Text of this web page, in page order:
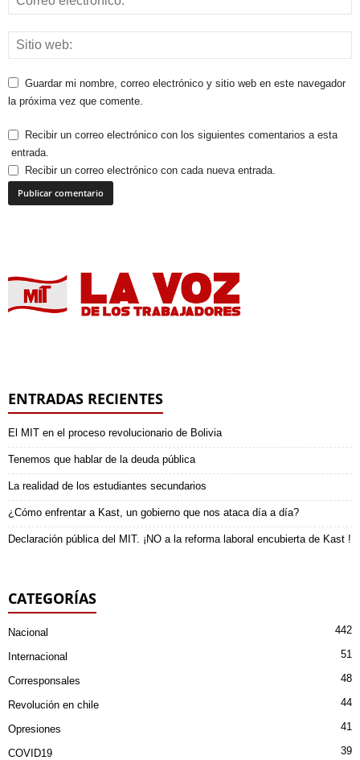
Guardar mi nombre, correo electrónico y sitio web en este navegador
la próxima vez que comente.
Recibir un correo electrónico con los siguientes comentarios a esta
entrada.
Recibir un correo electrónico con cada nueva entrada.
ENTRADAS RECIENTES
El MIT en el proceso revolucionario de Bolivia
Tenemos que hablar de la deuda pública
La realidad de los estudiantes secundarios
¿Cómo enfrentar a Kast, un gobierno que nos ataca día a día?
Declaración pública del MIT. ¡NO a la reforma laboral encubierta de Kast !
CATEGORÍAS
Nacional 442
Internacional 51
Corresponsales 48
Revolución en chile 44
Opresiones 41
COVID19 39